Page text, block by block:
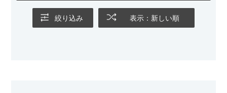
ても美しく、空間の印象を損ないません。
絞り込み 表示：新しい順